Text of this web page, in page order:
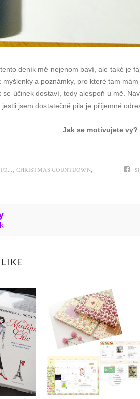
deník mě nejenom baví, ale také je
a poznámky, pro které tam
se účinek dostaví, tedy alespoň u mě.
jsem dostatečně pila je příjemné
Jak se motivujete vy?
CHRISTMAS COUNTDOWN